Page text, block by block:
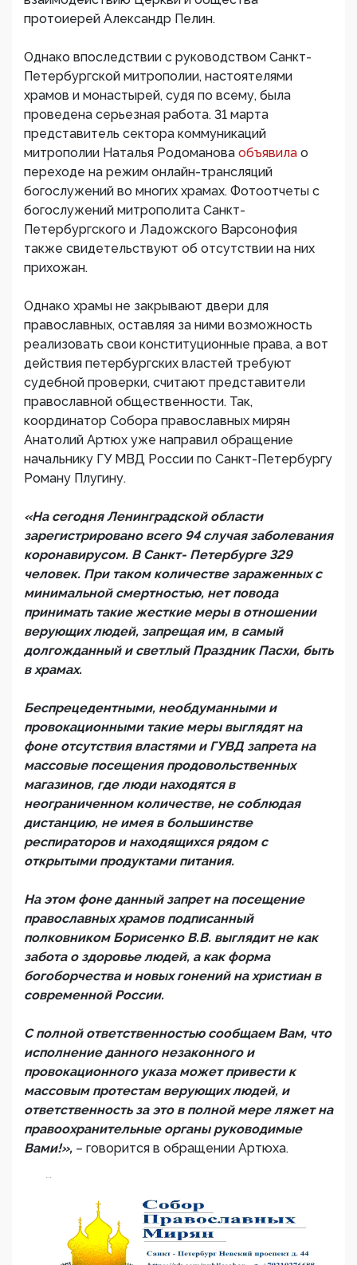
протоиерей Александр Пелин.
Однако впоследствии с руководством Санкт-
Петербургской митрополии, настоятелями
храмов и монастырей, судя по всему, была
проведена серьезная работа. 31 марта
представитель сектора коммуникаций
митрополии Наталья Родоманова объявила о
переходе на режим онлайн-трансляций
богослужений во многих храмах. Фотоотчеты с
богослужений митрополита Санкт-
Петербургского и Ладожского Варсонофия
также свидетельствуют об отсутствии на них
прихожан.
Однако храмы не закрывают двери для
православных, оставляя за ними возможность
реализовать свои конституционные права, а вот
действия петербургских властей требуют
судебной проверки, считают представители
православной общественности. Так,
координатор Собора православных мирян
Анатолий Артюх уже направил обращение
начальнику ГУ МВД России по Санкт-Петербургу
Роману Плугину.
«На сегодня Ленинградской области
зарегистрировано всего 94 случая заболевания
коронавирусом. В Санкт- Петербурге 329
человек. При таком количестве зараженных с
минимальной смертностью, нет повода
принимать такие жесткие меры в отношении
верующих людей, запрещая им, в самый
долгожданный и светлый Праздник Пасхи, быть
в храмах.
Беспрецедентными, необдуманными и
провокационными такие меры выглядят на
фоне отсутствия властями и ГУВД запрета на
массовые посещения продовольственных
магазинов, где люди находятся в
неограниченном количестве, не соблюдая
дистанцию, не имея в большинстве
респираторов и находящихся рядом с
открытыми продуктами питания.
На этом фоне данный запрет на посещение
православных храмов подписанный
полковником Борисенко В.В. выглядит не как
забота о здоровье людей, а как форма
богоборчества и новых гонений на христиан в
современной России.
С полной ответственностью сообщаем Вам, что
исполнение данного незаконного и
провокационного указа может привести к
массовым протестам верующих людей, и
ответственность за это в полной мере ляжет на
правоохранительные органы руководимые
Вами!», – говорится в обращении Артюха.